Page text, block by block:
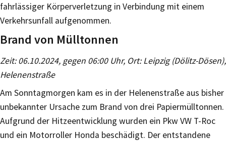
fahrlässiger Körperverletzung in Verbindung mit einem
Verkehrsunfall aufgenommen.
Brand von Mülltonnen
Zeit: 06.10.2024, gegen 06:00 Uhr, Ort: Leipzig (Dölitz-Dösen),
Helenenstraße
Am Sonntagmorgen kam es in der Helenenstraße aus bisher
unbekannter Ursache zum Brand von drei Papiermülltonnen.
Aufgrund der Hitzeentwicklung wurden ein Pkw VW T-Roc
und ein Motorroller Honda beschädigt. Der entstandene